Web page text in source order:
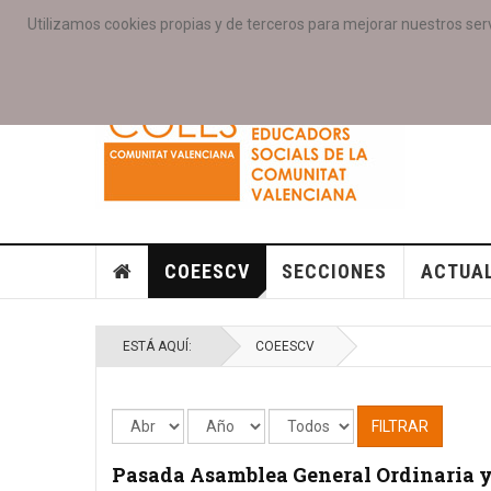
Utilizamos cookies propias y de terceros para mejorar nuestros
PORTADA ACCESO COLEGIAD@S GALERIAS
COEESCV SECCIONES
ESTÁ AQUÍ: COEESCV
FILTRAR
Pasada Asamblea General Ordinaria